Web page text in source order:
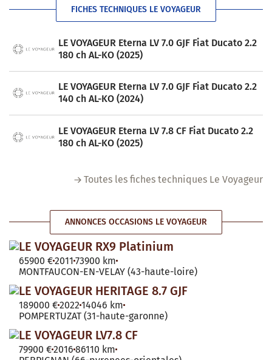
FICHES TECHNIQUES LE VOYAGEUR
LE VOYAGEUR Eterna LV 7.0 GJF Fiat Ducato 2.2
180 ch AL-KO (2025)
LE VOYAGEUR Eterna LV 7.0 GJF Fiat Ducato 2.2
140 ch AL-KO (2024)
LE VOYAGEUR Eterna LV 7.8 CF Fiat Ducato 2.2
180 ch AL-KO (2025)
Toutes les fiches techniques Le Voyageur
ANNONCES OCCASIONS LE VOYAGEUR
LE VOYAGEUR RX9 Platinium
65900 €2011 73900 km
MONTFAUCON-EN-VELAY (43-haute-loire)
LE VOYAGEUR HERITAGE 8.7 GJF
189000 €2022 14046 km
POMPERTUZAT (31-haute-garonne)
LE VOYAGEUR LV7.8 CF
79900 €2016 86110 km